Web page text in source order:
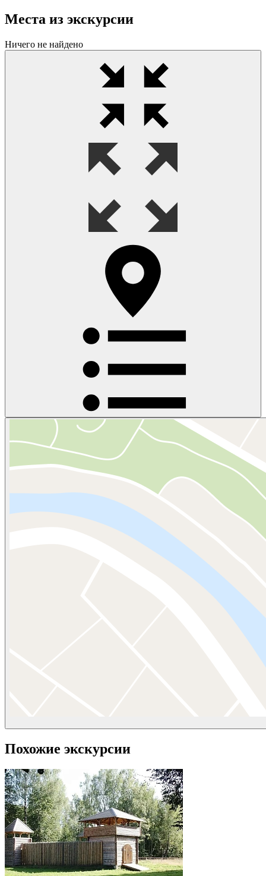
Места из экскурсии
Ничего не найдено
Похожие экскурсии